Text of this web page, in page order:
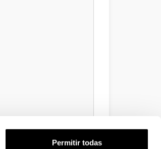
Permitir todas